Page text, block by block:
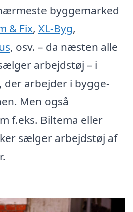
byggemarked
& Fix, XL-Byg,
, osv. – da næsten alle
arbejdstøj – i
der arbejder i bygge-
Men også
f.eks. Biltema eller
sælger arbejdstøj af